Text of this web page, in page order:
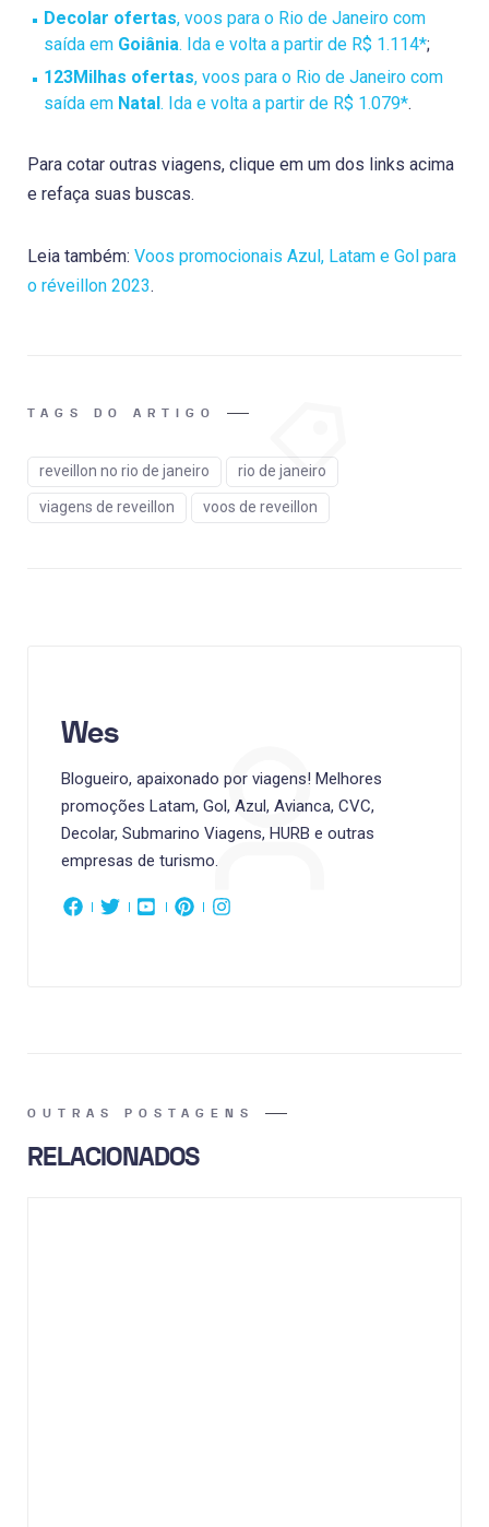
Decolar ofertas, voos para o Rio de Janeiro com
saída em Goiânia. Ida e volta a partir de R$ 1.114*;
123Milhas ofertas, voos para o Rio de Janeiro com
saída em Natal. Ida e volta a partir de R$ 1.079*.
Para cotar outras viagens, clique em um dos links acima
e refaça suas buscas.
Leia também: Voos promocionais Azul, Latam e Gol para
o réveillon 2023.
TAGS DO ARTIGO
reveillon no rio de janeiro rio de janeiro
viagens de reveillon voos de reveillon
Wes
Blogueiro, apaixonado por viagens! Melhores
promoções Latam, Gol, Azul, Avianca, CVC,
Decolar, Submarino Viagens, HURB e outras
empresas de turismo.
OUTRAS POSTAGENS
RELACIONADOS